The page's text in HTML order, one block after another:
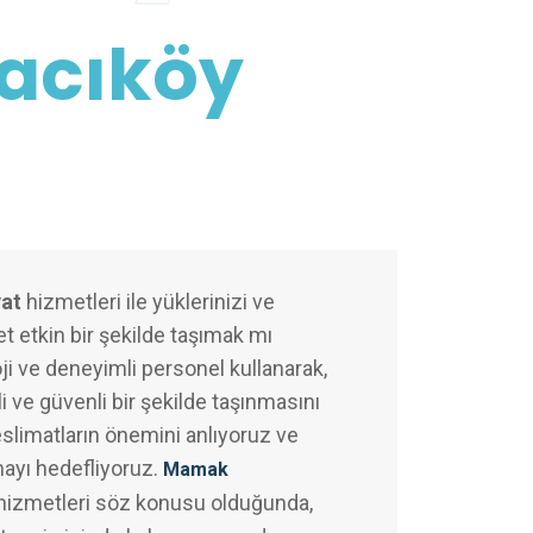
hizmetleri ile yüklerinizi ve
etkin bir şekilde taşımak mı
ve deneyimli personel kullanarak,
ve güvenli bir şekilde taşınmasını
önemini anlıyoruz ve
hedefliyoruz. Mamak
söz konusu olduğunda,